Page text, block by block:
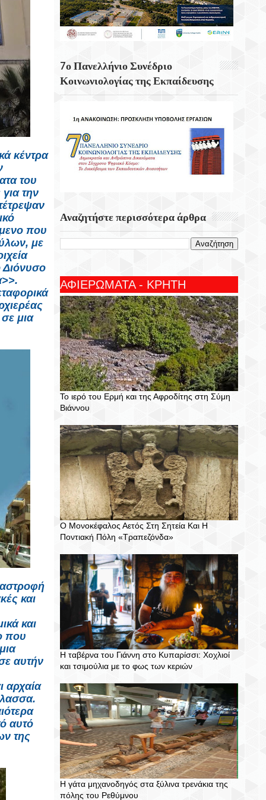
κέντρα
του
την
που
με
Διόνυσο
μια
και
και
που
αυτήν
αρχαία
αυτό
της
Hashimoto: Η «αόρατη» Πάθηση Πίσω
Από Την Κόπωση Και Την Έλλειψη
Ενέργειας
7 Αυγούστου 2004 Εγκαινιάζεται Η
Γέφυρα Ρίου – Αντίρριου
Των Ναζί Κατακτητών
7ο Πανελλήνιο Συνέδριο
Κοινωνιολογίας της Εκπαίδευσης
Αναζητήστε περισσότερα άρθρα
ΑΦΙΕΡΩΜΑΤΑ - ΚΡΗΤΗ
Το ιερό του Ερμή και της Αφροδίτης στη Σύμη
Βιάννου
Ο Μονοκέφαλος Αετός Στη Σητεία Και Η
Ποντιακή Πόλη «Τραπεζόνδα»
Η ταβέρνα του Γιάννη στο Κυπαρίσσι: Χοχλιοί
και τσιμούλια με το φως των κεριών
Η γάτα μηχανοδηγός στα ξύλινα τρενάκια της
πόλης του Ρεθύμνου